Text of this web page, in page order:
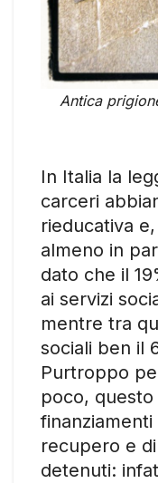
Antica
In Italia la
carceri
rieducativa
almeno in
dato che il
ai servizi
mentre tra
sociali ben il
Purtroppo
poco,
recupero e
detenuti: